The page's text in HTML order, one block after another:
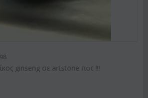
ginseng σε artstone ποτ !!!